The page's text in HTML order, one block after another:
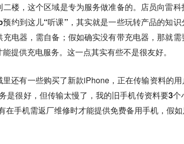
楼，这个区域是专为服务做准备的。 店员向雷
约到这儿“听课”，其实就是一些玩转产品的知识
充电器，需自备；假如确实没有带充电器，那就
提供充电服务。这一点其实有些不是很友好。
里还有一些购买了新款iPhone，正在传输资料的
是很好，但传输太慢了，我的旧手机传资料要3个
在手机需返厂维修时才能提供免费备用手机，假